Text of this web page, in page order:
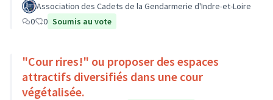
Association des Cadets de la Gendarmerie d'Indre-et-Loire
0
0 Soumis au vote
"Cour rires!" ou proposer des espaces
attractifs diversifiés dans une cour
végétalisée.